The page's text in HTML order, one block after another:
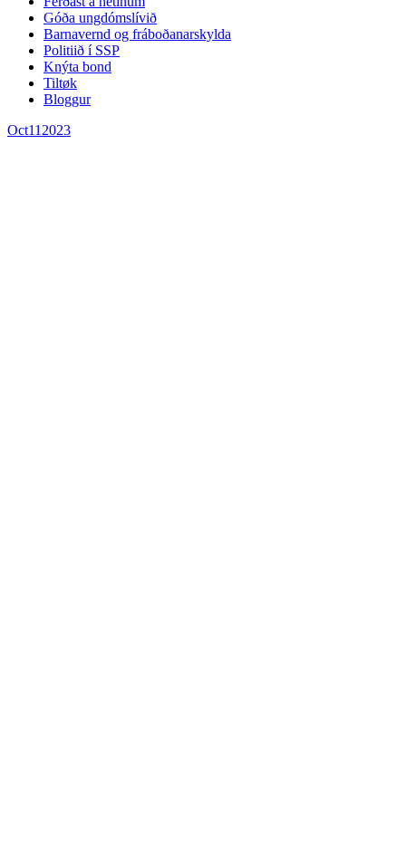
Góða ungdómslívið
Barnavernd og fráboðanarskylda
Politiið í SSP
Knýta bond
Tiltøk
Bloggur
Oct11 2023